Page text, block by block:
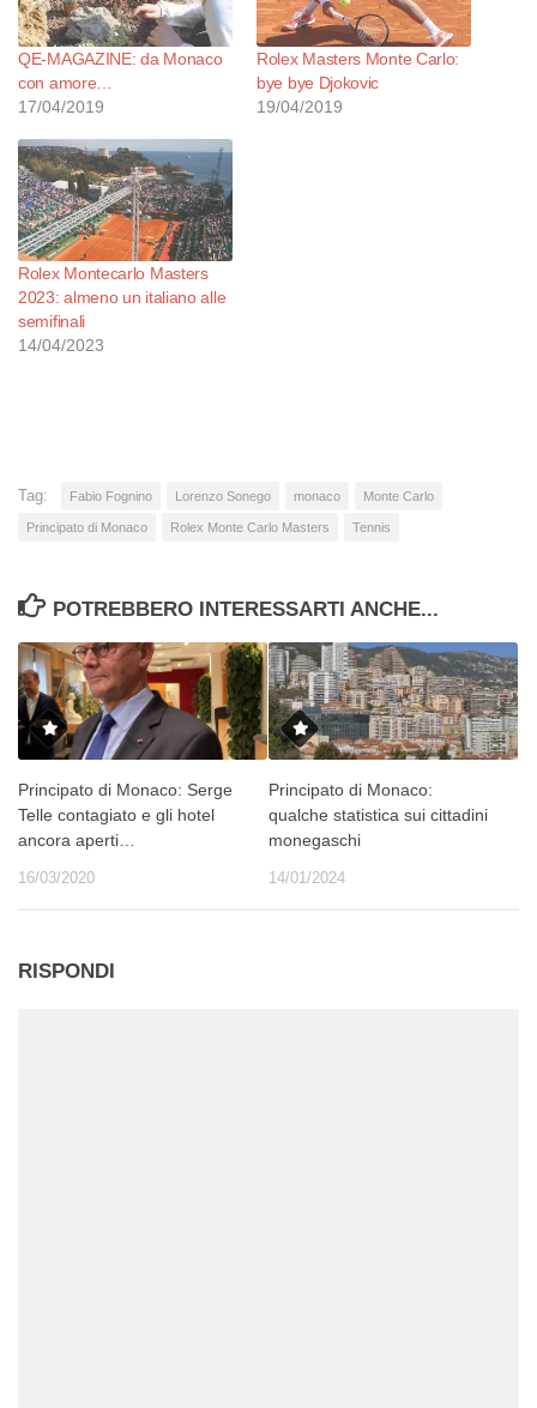
QE-MAGAZINE: da Monaco
con amore…
17/04/2019
Rolex Masters Monte Carlo:
bye bye Djokovic
19/04/2019
Rolex Montecarlo Masters
2023: almeno un italiano alle
semifinali
14/04/2023
Tag: Fabio Fognino Lorenzo Sonego monaco Monte Carlo
Principato di Monaco Rolex Monte Carlo Masters Tennis
POTREBBERO INTERESSARTI ANCHE...
Principato di Monaco: Serge
Telle contagiato e gli hotel
ancora aperti…
16/03/2020
Principato di Monaco:
qualche statistica sui cittadini
monegaschi
14/01/2024
RISPONDI